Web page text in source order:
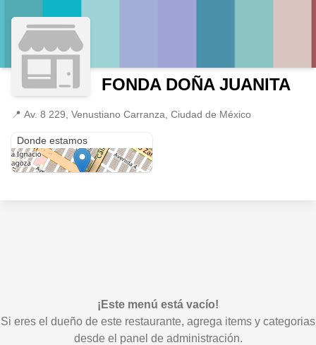
FONDA DOÑA JUANITA
📍 Av. 8 229, Venustiano Carranza, Ciudad de México
Donde estamos
¡Este menú está vacío!
Si eres el dueño de este restaurante, agrega items y categorias
desde el panel de administración.